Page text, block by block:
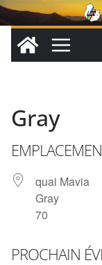
Passer
au
contenu
Gray
quai Mavia
Gray
70
PROCHAIN